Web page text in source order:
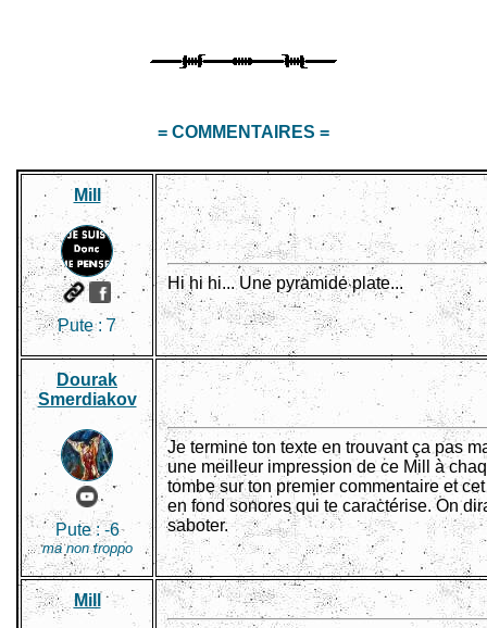
= COMMENTAIRES =
Mill
Pute :7
Hi hi hi... Une pyramide plate...
Dourak
Smerdiakov
Pute :-6
ma non troppo
Je termine ton texte en trouvant ça pas
une meilleur impression de ce Mill à
tombe sur ton premier commentaire et
en fond sonores qui te caractérise. On
saboter.
Mill